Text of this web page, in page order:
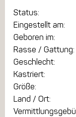
Status:
Eingestellt am:
Geboren im:
Rasse / Gattung:
Geschlecht:
Kastriert:
Größe:
Land / Ort: